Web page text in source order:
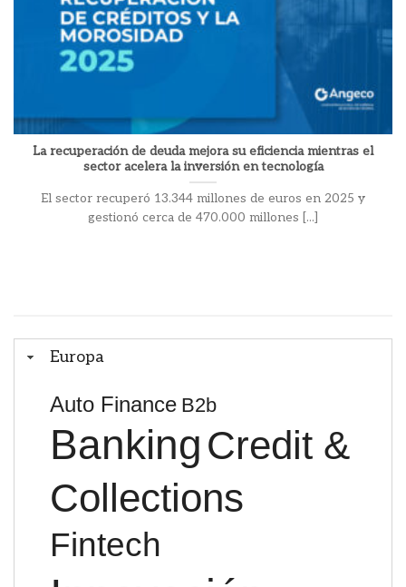
Europa
Auto Finance B2b
Banking Credit &
Collections
Fintech
La recuperación de deuda mejora su eficiencia mientras el
sector acelera la inversión en tecnología
El sector recuperó 13.344 millones de euros en 2025 y
gestionó cerca de 470.000 millones [...]